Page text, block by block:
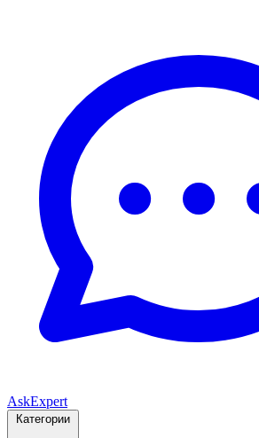
AskExpert
Категории